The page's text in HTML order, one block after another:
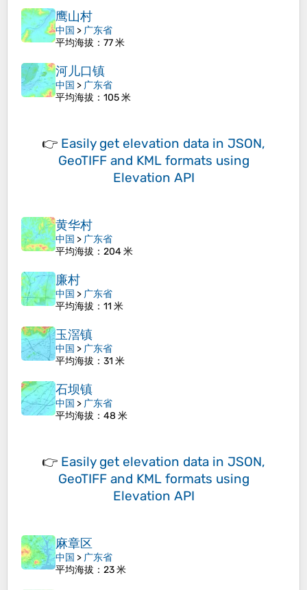
鹰山村
中国 > 广东省
平均海拔 ：77 米
河儿口镇
中国 > 广东省
平均海拔 ：105 米
👉 Easily get elevation data in JSON,
GeoTIFF and KML formats using
Elevation API
黄华村
中国 > 广东省
平均海拔 ：204 米
廉村
中国 > 广东省
平均海拔 ：11 米
玉滘镇
中国 > 广东省
平均海拔 ：31 米
石坝镇
中国 > 广东省
平均海拔 ：48 米
👉 Easily get elevation data in JSON,
GeoTIFF and KML formats using
Elevation API
麻章区
中国 > 广东省
平均海拔 ：23 米